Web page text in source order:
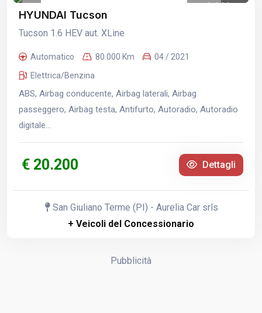
1 /11
HYUNDAI Tucson
Tucson 1.6 HEV aut. XLine
Automatico 80.000 Km
04 / 2021
Elettrica/Benzina
ABS, Airbag conducente, Airbag laterali, Airbag
passeggero, Airbag testa, Antifurto, Autoradio, Autoradio
digitale...
€ 20.200 Dettagli
San Giuliano Terme (PI) - Aurelia Car srls
+ Veicoli del Concessionario
Pubblicità